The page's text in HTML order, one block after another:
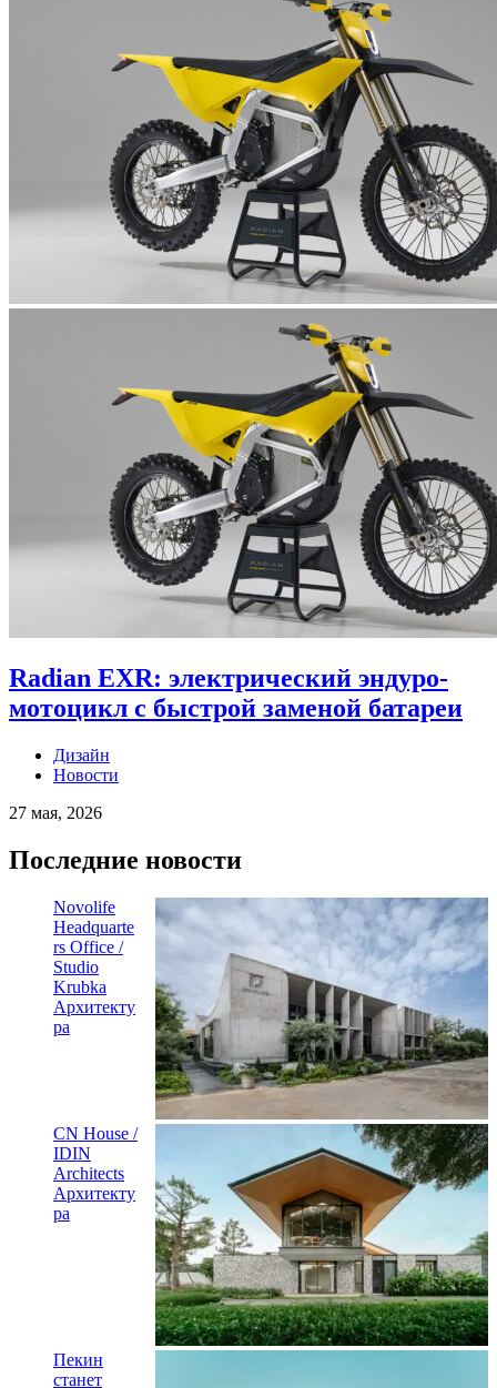
Radian EXR: электрический эндуро-
мотоцикл с быстрой заменой батареи
Дизайн
Новости
27 мая, 2026
Последние новости
Novolife
Headquarte
rs Office /
Studio
Krubka
Архитекту
ра
CN House /
IDIN
Architects
Архитекту
ра
Пекин
станет